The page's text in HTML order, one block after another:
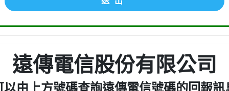
遠傳電信股份有限公司
以由上方號碼查詢遠傳電信號碼的回報訊